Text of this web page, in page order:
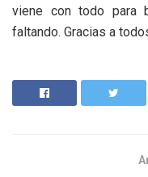
viene con todo para
faltando. Gracias a